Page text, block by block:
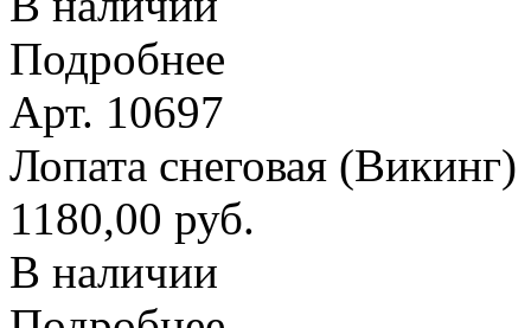
Подробнее
Арт. 10697
Лопата снеговая
1180,00 руб.
В наличии